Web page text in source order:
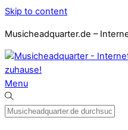
Skip to content
Musicheadquarter.de –
Menu